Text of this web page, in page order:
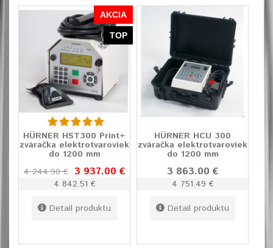
AKCIA
TOP
HÜRNER HST300 Print+
zváračka elektrotvaroviek
do 1200 mm
4 244.90 € 3 937.00 €
4 842.51 €
Detail produktu
HÜRNER HCU 300
zváračka elektrotvaroviek
do 1200 mm
3 863.00 €
4 751.49 €
Detail produktu